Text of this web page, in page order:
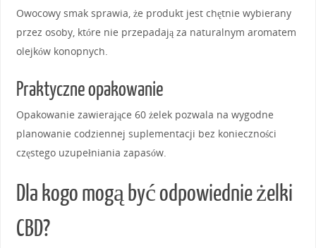
Owocowy smak sprawia, że produkt jest chętnie wybierany
przez osoby, które nie przepadają za naturalnym aromatem
olejków konopnych.
Praktyczne opakowanie
Opakowanie zawierające 60 żelek pozwala na wygodne
planowanie codziennej suplementacji bez konieczności
częstego uzupełniania zapasów.
Dla kogo mogą być odpowiednie żelki
CBD?